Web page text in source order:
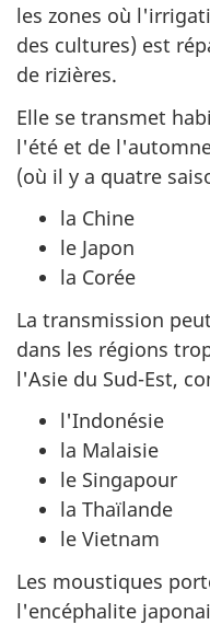
les zones où
des cultures) est
de rizières.
Elle se transmet
l'été et de
(où il y a quatre
la Chine
le Japon
la Corée
La transmission
dans les régions
l'Asie du Sud-Est,
l'Indonésie
la Malaisie
le Singapour
la Thaïlande
le Vietnam
Les moustiques
l'encéphalite